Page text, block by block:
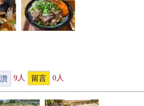
讚 9 人 留言 0 人